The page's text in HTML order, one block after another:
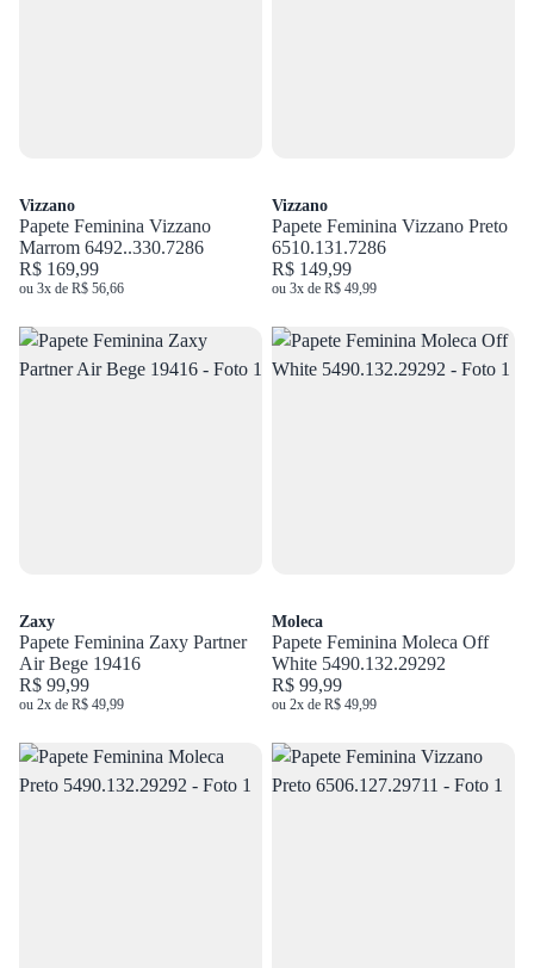
Vizzano
Papete Feminina Vizzano
Marrom 6492..330.7286
R$ 169,99
ou 3x de R$ 56,66
Vizzano
Papete Feminina Vizzano Preto
6510.131.7286
R$ 149,99
ou 3x de R$ 49,99
Zaxy
Papete Feminina Zaxy Partner
Air Bege 19416
R$ 99,99
ou 2x de R$ 49,99
Moleca
Papete Feminina Moleca Off
White 5490.132.29292
R$ 99,99
ou 2x de R$ 49,99